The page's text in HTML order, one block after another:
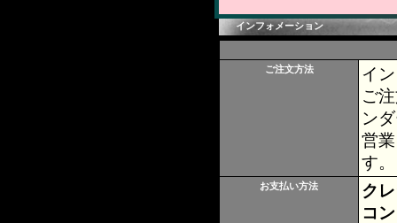
インフォメーション
ご注文方法
イ
ご
ン
営
す
お支払い方法
ク
コ